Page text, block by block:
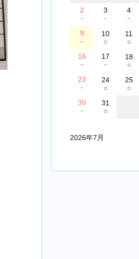
2
－
3
－
4
－
9
－
10
○
11
○
16
－
17
－
18
○
23
－
24
○
25
○
30
－
31
○
2026年7月